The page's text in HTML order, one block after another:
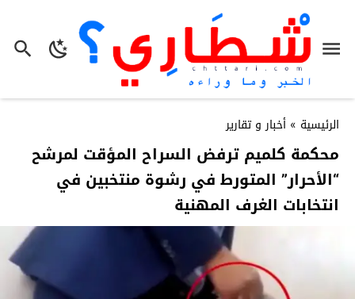
الرئيسية » أخبار و تقارير
محكمة كلميم ترفض السراح المؤقت لمرشح
“الأحرار” المتورط في رشوة منتخبين في
انتخابات الغرف المهنية